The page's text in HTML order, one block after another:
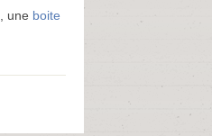
, une boite